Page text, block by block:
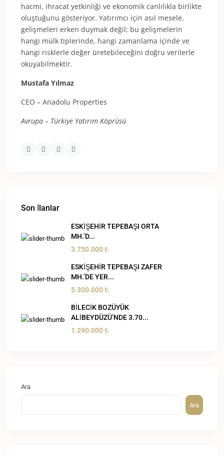
hacmi, ihracat yetkinliği ve ekonomik canlılıkla birlikte
oluştuğunu gösteriyor. Yatırımcı için asıl mesele,
gelişmeleri erken duymak değil; bu gelişmelerin
hangi mülk tiplerinde, hangi zamanlama içinde ve
hangi risklerle değer üretebileceğini doğru verilerle
okuyabilmektir.
Mustafa Yılmaz
CEO – Anadolu Properties
Avrupa – Türkiye Yatırım Köprüsü
Son İlanlar
ESKİŞEHİR TEPEBAŞI ORTA
MH.’D...
3.750.000 ₺
ESKİŞEHİR TEPEBAŞI ZAFER
MH.’DE YER...
5.300.000 ₺
BİLECİK BOZÜYÜK
ALİBEYDÜZÜ’NDE 3.70...
1.290.000 ₺
Ara
Ara